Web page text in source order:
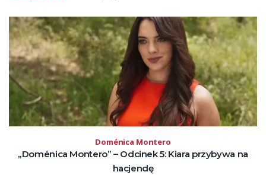
Doménica Montero
„Doménica Montero” – Odcinek 5: Kiara przybywa na
hacjendę